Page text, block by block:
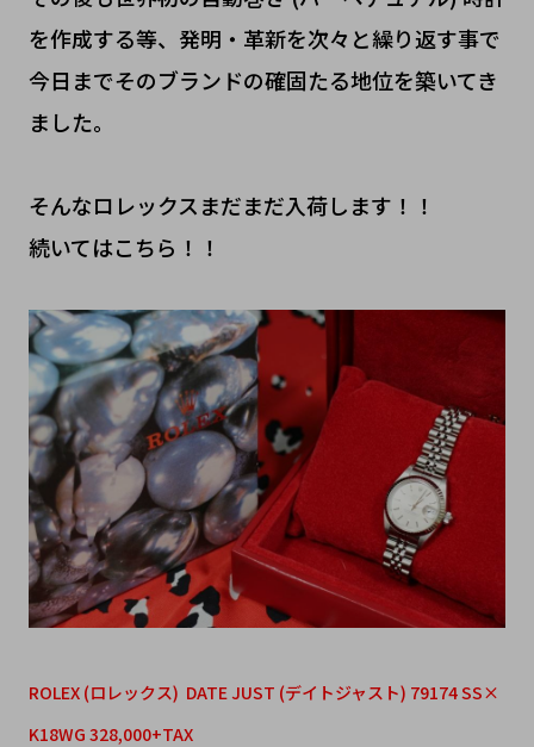
を作成する等、発明・革新を次々と繰り返す事で
今日までそのブランドの確固たる地位を築いてき
ました。
そんなロレックスまだまだ入荷します！！
続いてはこちら！！
ROLEX (ロレックス) DATE JUST (デイトジャスト) 79174 SS×
K18WG 328,000+TAX